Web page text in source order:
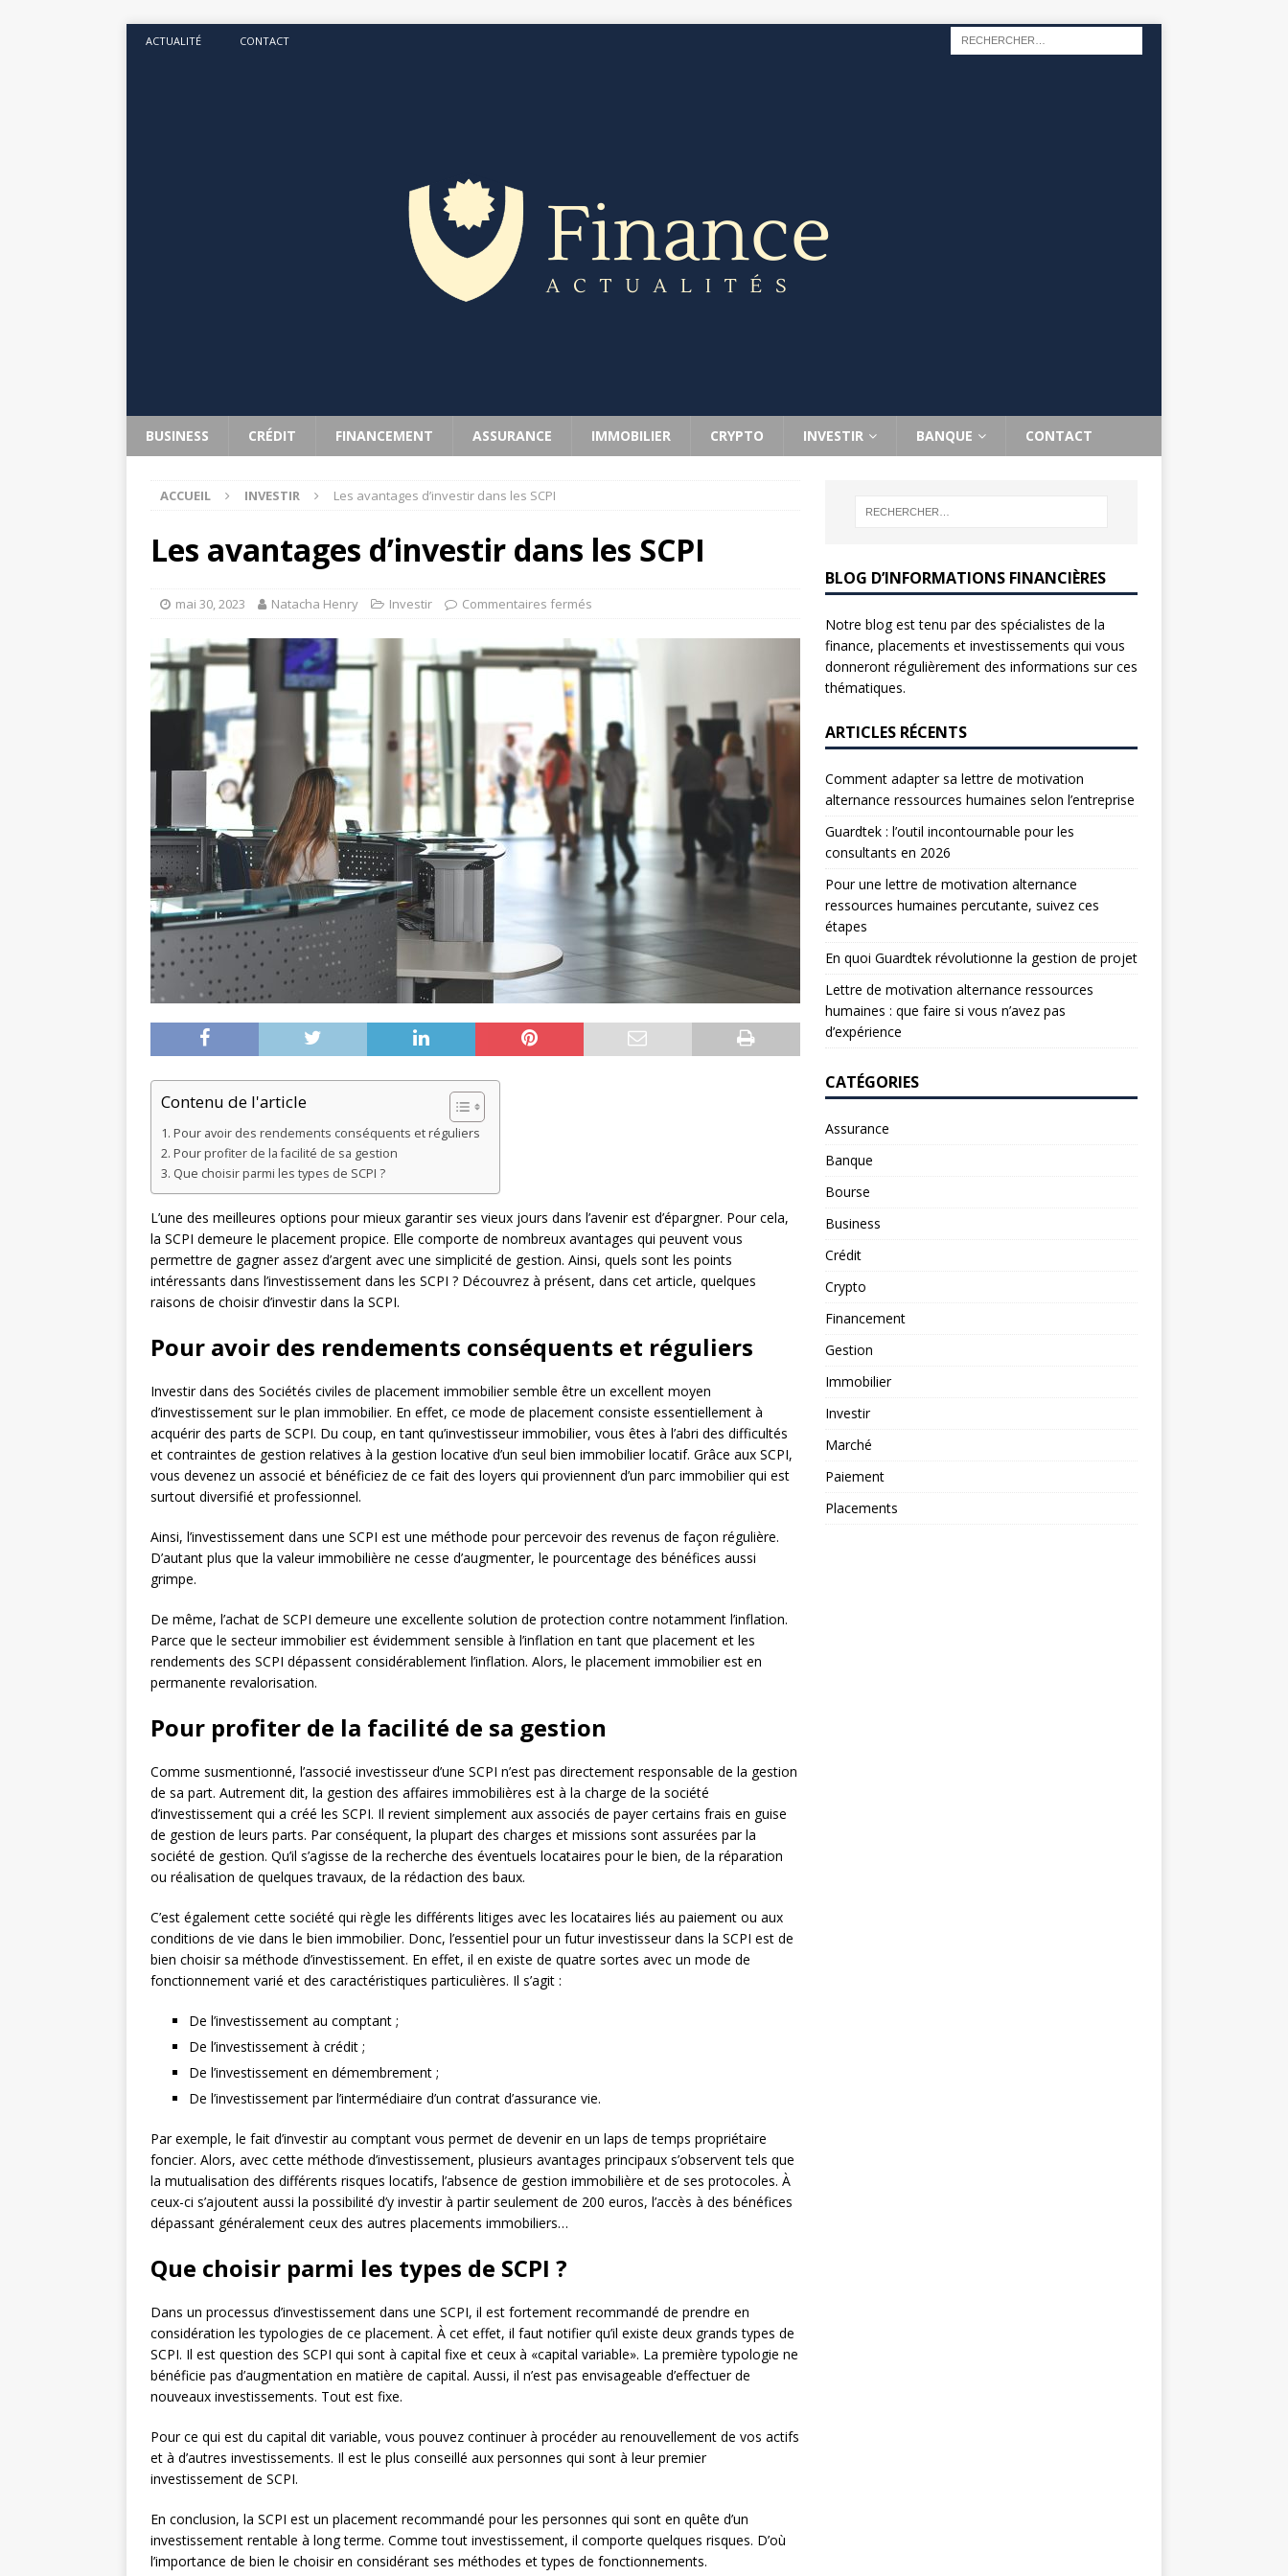
ACTUALITÉ CONTACT
BUSINESS CRÉDIT FINANCEMENT ASSURANCE IMMOBILIER CRYPTO INVESTIR BANQUE CONTACT
ACCUEIL INVESTIR Les avantages d’investir dans les SCPI
Les avantages d’investir dans les SCPI
mai 30, 2023 Natacha Henry Investir Commentaires fermés
Contenu de l'article
Pour avoir des rendements conséquents et réguliers
Pour profiter de la facilité de sa gestion
Que choisir parmi les types de SCPI ?
L’une des meilleures options pour mieux garantir ses vieux jours dans l’avenir est d’épargner. Pour cela,
la SCPI demeure le placement propice. Elle comporte de nombreux avantages qui peuvent vous
permettre de gagner assez d’argent avec une simplicité de gestion. Ainsi, quels sont les points
intéressants dans l’investissement dans les SCPI ? Découvrez à présent, dans cet article, quelques
raisons de choisir d’investir dans la SCPI.
Pour avoir des rendements conséquents et réguliers
Investir dans des Sociétés civiles de placement immobilier semble être un excellent moyen
d’investissement sur le plan immobilier. En effet, ce mode de placement consiste essentiellement à
acquérir des parts de SCPI. Du coup, en tant qu’investisseur immobilier, vous êtes à l’abri des difficultés
et contraintes de gestion relatives à la gestion locative d’un seul bien immobilier locatif. Grâce aux SCPI,
vous devenez un associé et bénéficiez de ce fait des loyers qui proviennent d’un parc immobilier qui est
surtout diversifié et professionnel.
Ainsi, l’investissement dans une SCPI est une méthode pour percevoir des revenus de façon régulière.
D’autant plus que la valeur immobilière ne cesse d’augmenter, le pourcentage des bénéfices aussi
grimpe.
De même, l’achat de SCPI demeure une excellente solution de protection contre notamment l’inflation.
Parce que le secteur immobilier est évidemment sensible à l’inflation en tant que placement et les
rendements des SCPI dépassent considérablement l’inflation. Alors, le placement immobilier est en
permanente revalorisation.
Pour profiter de la facilité de sa gestion
Comme susmentionné, l’associé investisseur d’une SCPI n’est pas directement responsable de la gestion
de sa part. Autrement dit, la gestion des affaires immobilières est à la charge de la société
d’investissement qui a créé les SCPI. Il revient simplement aux associés de payer certains frais en guise
de gestion de leurs parts. Par conséquent, la plupart des charges et missions sont assurées par la
société de gestion. Qu’il s’agisse de la recherche des éventuels locataires pour le bien, de la réparation
ou réalisation de quelques travaux, de la rédaction des baux.
C’est également cette société qui règle les différents litiges avec les locataires liés au paiement ou aux
conditions de vie dans le bien immobilier. Donc, l’essentiel pour un futur investisseur dans la SCPI est de
bien choisir sa méthode d’investissement. En effet, il en existe de quatre sortes avec un mode de
fonctionnement varié et des caractéristiques particulières. Il s’agit :
De l’investissement au comptant ;
De l’investissement à crédit ;
De l’investissement en démembrement ;
De l’investissement par l’intermédiaire d’un contrat d’assurance vie.
Par exemple, le fait d’investir au comptant vous permet de devenir en un laps de temps propriétaire
foncier. Alors, avec cette méthode d’investissement, plusieurs avantages principaux s’observent tels que
la mutualisation des différents risques locatifs, l’absence de gestion immobilière et de ses protocoles. À
ceux-ci s’ajoutent aussi la possibilité d’y investir à partir seulement de 200 euros, l’accès à des bénéfices
dépassant généralement ceux des autres placements immobiliers…
Que choisir parmi les types de SCPI ?
Dans un processus d’investissement dans une SCPI, il est fortement recommandé de prendre en
considération les typologies de ce placement. À cet effet, il faut notifier qu’il existe deux grands types de
SCPI. Il est question des SCPI qui sont à capital fixe et ceux à «capital variable». La première typologie ne
bénéficie pas d’augmentation en matière de capital. Aussi, il n’est pas envisageable d’effectuer de
nouveaux investissements. Tout est fixe.
Pour ce qui est du capital dit variable, vous pouvez continuer à procéder au renouvellement de vos actifs
et à d’autres investissements. Il est le plus conseillé aux personnes qui sont à leur premier
investissement de SCPI.
En conclusion, la SCPI est un placement recommandé pour les personnes qui sont en quête d’un
investissement rentable à long terme. Comme tout investissement, il comporte quelques risques. D’où
l’importance de bien le choisir en considérant ses méthodes et types de fonctionnements.
BLOG D’INFORMATIONS FINANCIÈRES
Notre blog est tenu par des spécialistes de la
finance, placements et investissements qui vous
donneront régulièrement des informations sur ces
thématiques.
ARTICLES RÉCENTS
Comment adapter sa lettre de motivation
alternance ressources humaines selon l’entreprise
Guardtek : l’outil incontournable pour les
consultants en 2026
Pour une lettre de motivation alternance
ressources humaines percutante, suivez ces
étapes
En quoi Guardtek révolutionne la gestion de projet
Lettre de motivation alternance ressources
humaines : que faire si vous n’avez pas
d’expérience
CATÉGORIES
Assurance
Banque
Bourse
Business
Crédit
Crypto
Financement
Gestion
Immobilier
Investir
Marché
Paiement
Placements